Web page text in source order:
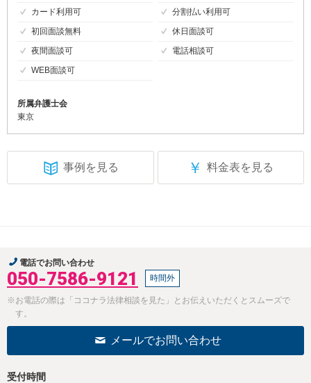
カード利用可
分割払い利用可
初回面談無料
休日面談可
夜間面談可
電話相談可
WEB面談可
所属弁護士会
東京
事例を見る ￥ 料金表を見る
電話でお問い合わせ
050-7586-9121 時間外
※お電話の際は「ココナラ法律相談を見た」とお伝えいただくとスムーズで
す。
メールでお問い合わせ
受付時間